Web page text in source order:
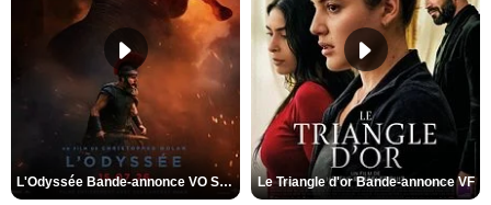
L'Odyssée Bande-annonce VO STFR Le Triangle d'or Bande-annonce VF